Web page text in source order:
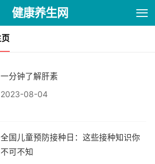
健康养生网
一分钟了解肝素
2023-08-04
全国儿童预防接种日：这些接种知识你
不可不知